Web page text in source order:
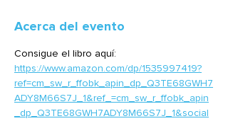
Acerca del evento
Consigue el libro aquí:
https://www.amazon.com/dp/1535997419?
ref=cm_sw_r_ffobk_apin_dp_Q3TE68GWH7
ADY8M66S7J_1&ref_=cm_sw_r_ffobk_apin
_dp_Q3TE68GWH7ADY8M66S7J_1&social